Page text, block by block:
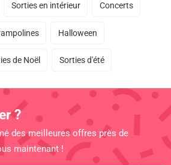
Sorties en intérieur Concerts
Halloween
de Noël Sorties d'été
?
des meilleures offres près de
maintenant !